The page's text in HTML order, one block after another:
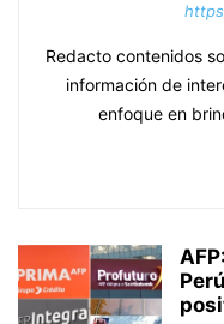
Redacto contenidos
información de
enfoque en